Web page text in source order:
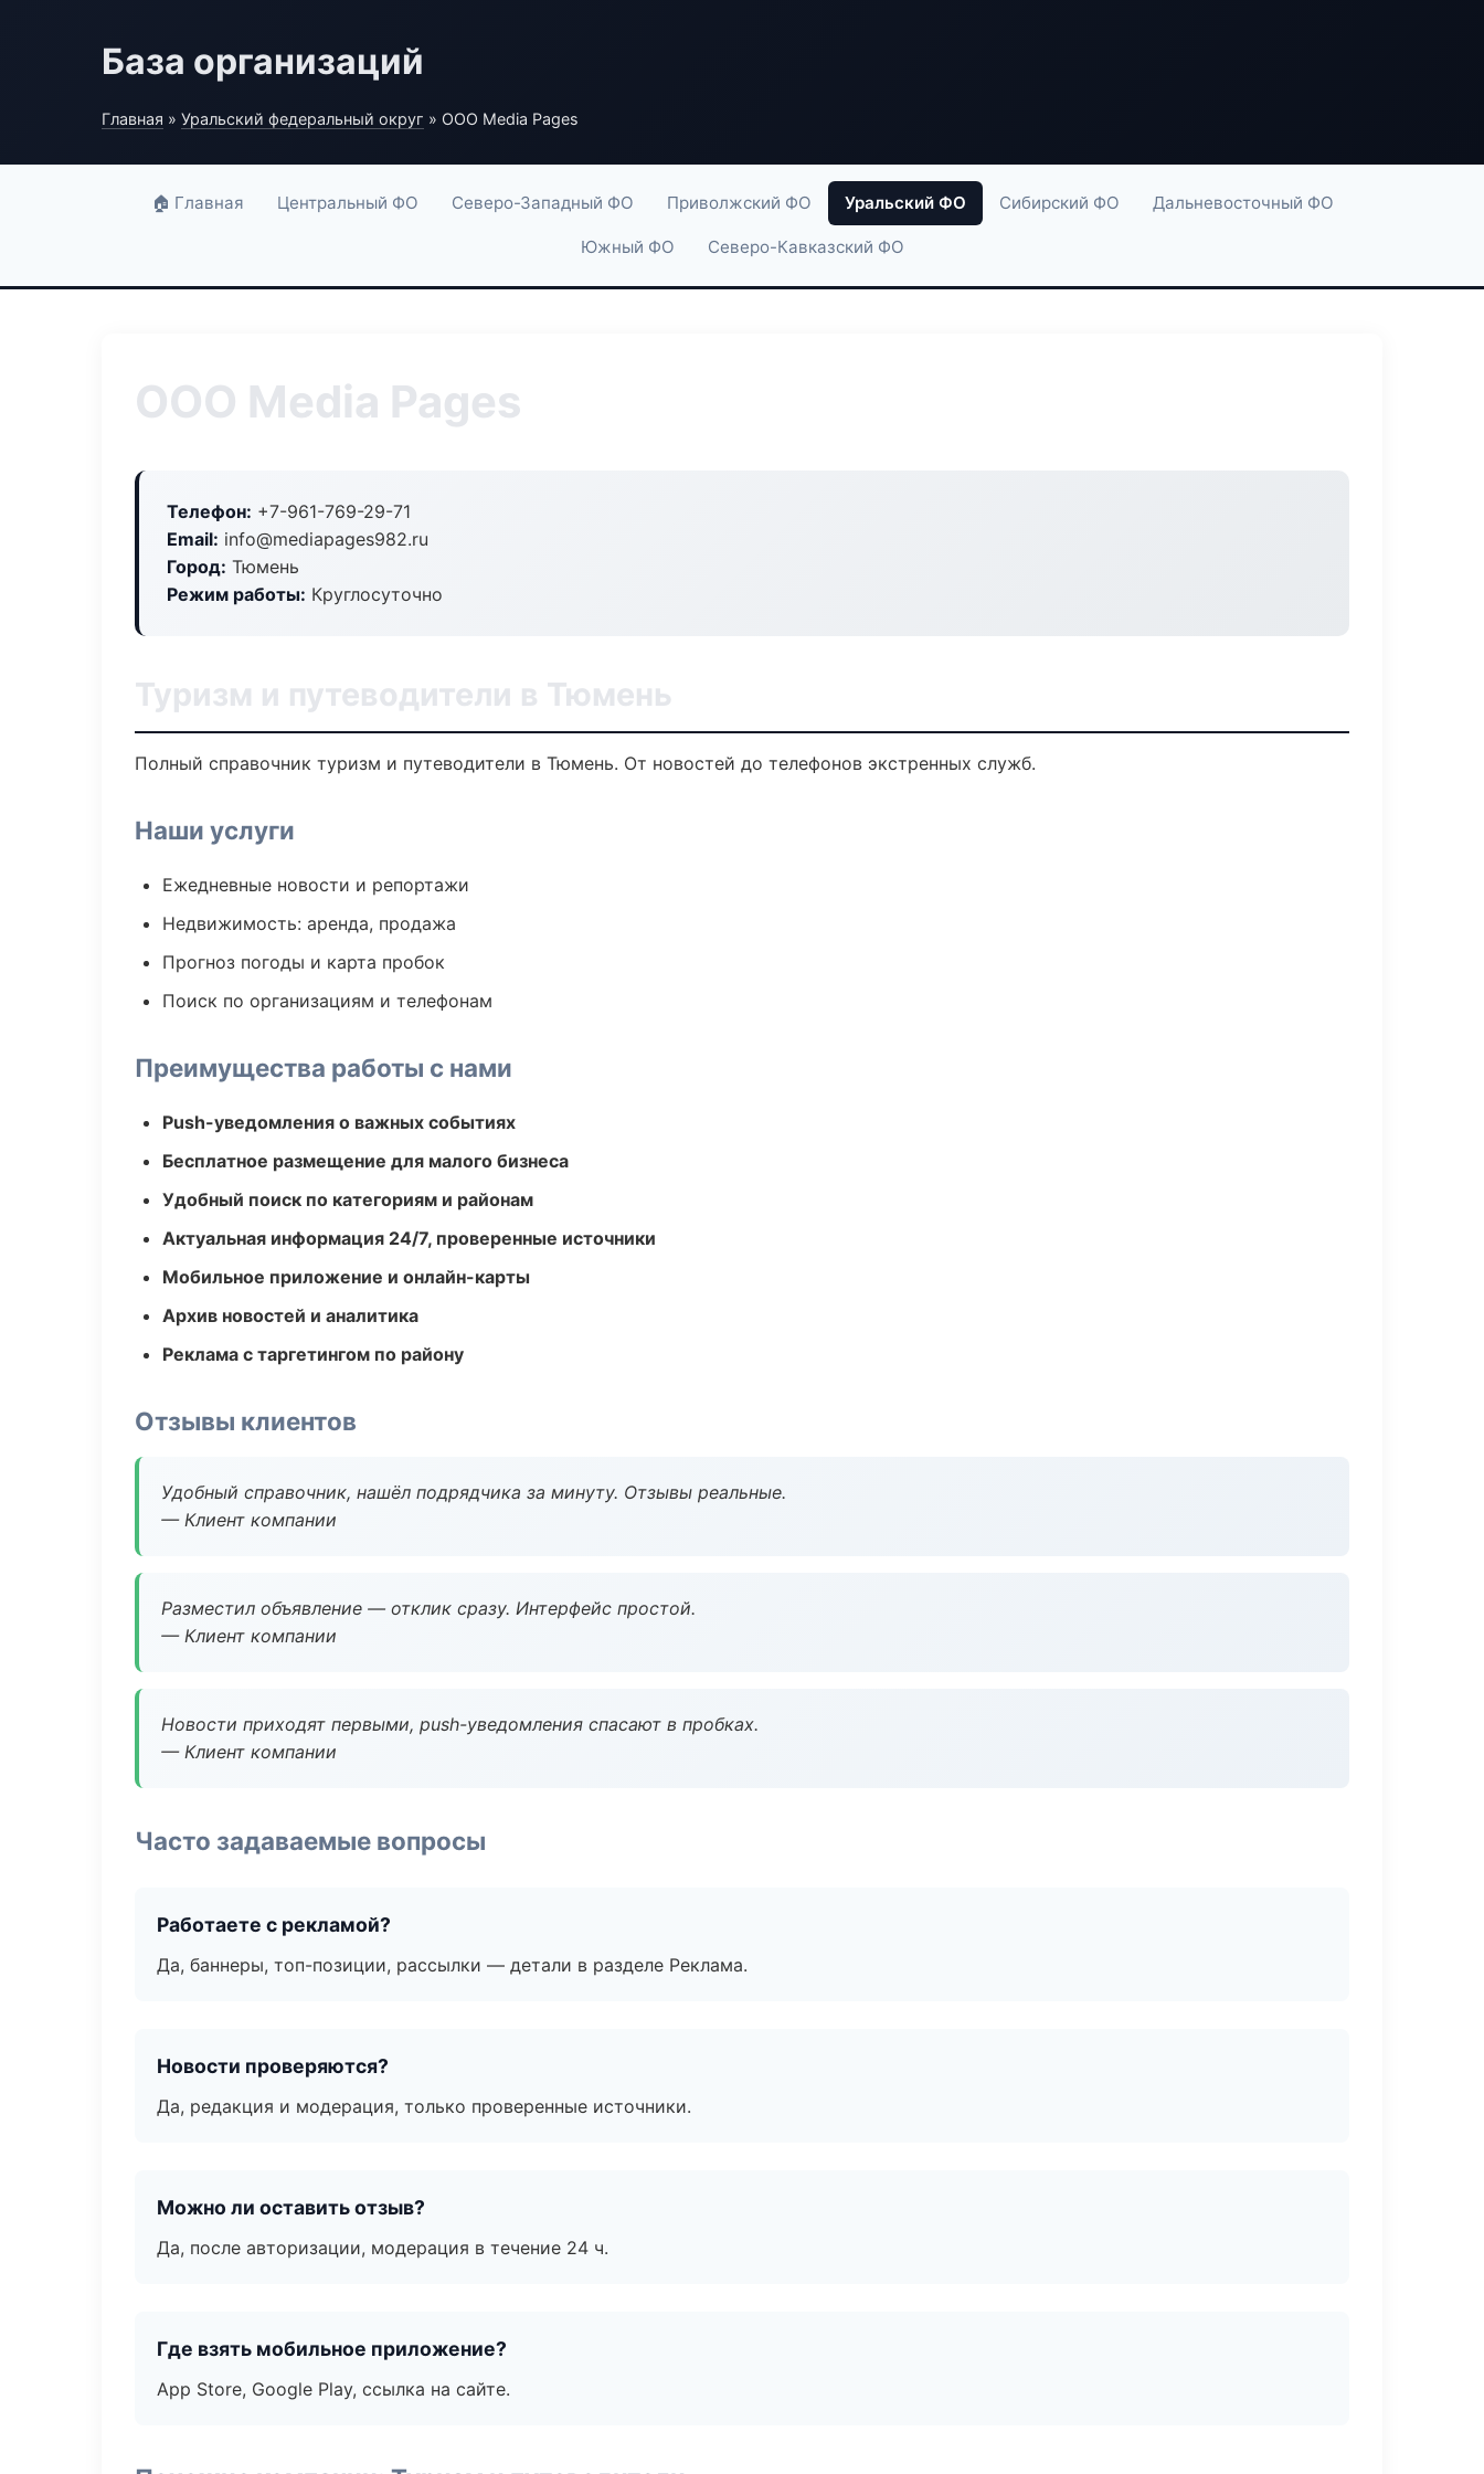
База организаций
Главная » Уральский федеральный округ » ООО Media Pages
🏠 Главная Центральный ФО Северо-Западный ФО Приволжский ФО Уральский ФО Сибирский ФО Дальневосточный ФО
Южный ФО Северо-Кавказский ФО
ООО Media Pages
Телефон: +7-961-769-29-71
Email: info@mediapages982.ru
Город: Тюмень
Режим работы: Круглосуточно
Туризм и путеводители в Тюмень
Полный справочник туризм и путеводители в Тюмень. От новостей до телефонов экстренных служб.
Наши услуги
Ежедневные новости и репортажи
Недвижимость: аренда, продажа
Прогноз погоды и карта пробок
Поиск по организациям и телефонам
Преимущества работы с нами
Push-уведомления о важных событиях
Бесплатное размещение для малого бизнеса
Удобный поиск по категориям и районам
Актуальная информация 24/7, проверенные источники
Мобильное приложение и онлайн-карты
Архив новостей и аналитика
Реклама с таргетингом по району
Отзывы клиентов
Удобный справочник, нашёл подрядчика за минуту. Отзывы реальные.
— Клиент компании
Разместил объявление — отклик сразу. Интерфейс простой.
— Клиент компании
Новости приходят первыми, push-уведомления спасают в пробках.
— Клиент компании
Часто задаваемые вопросы
Работаете с рекламой?
Да, баннеры, топ-позиции, рассылки — детали в разделе Реклама.
Новости проверяются?
Да, редакция и модерация, только проверенные источники.
Можно ли оставить отзыв?
Да, после авторизации, модерация в течение 24 ч.
Где взять мобильное приложение?
App Store, Google Play, ссылка на сайте.